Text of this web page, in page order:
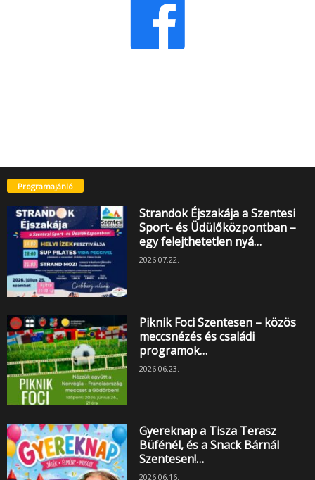
Programajánló
Strandok Éjszakája a Szentesi
Sport- és Üdülőközpontban –
egy felejthetetlen nyá…
2026.07.22.
Piknik Foci Szentesen – közös
meccsnézés és családi
programok…
2026.06.23.
Gyereknap a Tisza Terasz
Büfénél, és a Snack Bárnál
Szentesen!…
2026.06.16.